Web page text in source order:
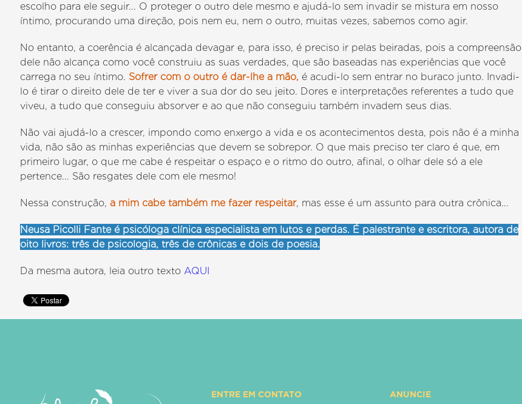
escolho para ele seguir... O proteger o outro dele mesmo e ajudá-lo sem invadir se mistura em nosso
íntimo, procurando uma direção, pois nem eu, nem o outro, muitas vezes, sabemos como agir.
No entanto, a coerência é alcançada devagar e, para isso, é preciso ir pelas beiradas, pois a compreensão
dele não alcança como você construiu as suas verdades, que são baseadas nas experiências que você
carrega no seu íntimo. Sofrer com o outro é dar-lhe a mão, é acudi-lo sem entrar no buraco junto. Invadi-
lo é tirar o direito dele de ter e viver a sua dor do seu jeito. Dores e interpretações referentes a tudo que
viveu, a tudo que conseguiu absorver e ao que não conseguiu também invadem seus dias.
Não vai ajudá-lo a crescer, impondo como enxergo a vida e os acontecimentos desta, pois não é a minha
vida, não são as minhas experiências que devem se sobrepor. O que mais preciso ter claro é que, em
primeiro lugar, o que me cabe é respeitar o espaço e o ritmo do outro, afinal, o olhar dele só a ele
pertence... São resgates dele com ele mesmo!
Nessa construção,a mim cabe também me fazer respeitar, mas esse é um assunto para outra crônica...
Neusa Picolli Fante é psicóloga clínica especialista em lutos e perdas. É palestrante e escritora, autora de
oito livros: três de psicologia, três de crônicas e dois de poesia.
Da mesma autora, leia outro textoAQUI
ENTRE EM CONTATO ANUNCIE